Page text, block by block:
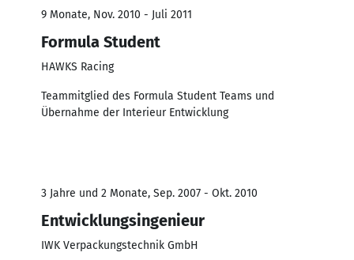
9 Monate, Nov. 2010 - Juli 2011
Formula Student
HAWKS Racing
Teammitglied des Formula Student Teams und
Übernahme der Interieur Entwicklung
3 Jahre und 2 Monate, Sep. 2007 - Okt. 2010
Entwicklungsingenieur
IWK Verpackungstechnik GmbH